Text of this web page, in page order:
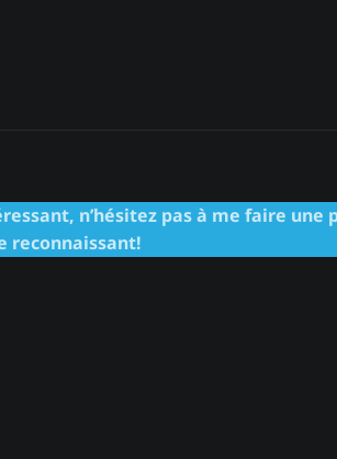
n’hésitez pas à me faire
reconnaissant!